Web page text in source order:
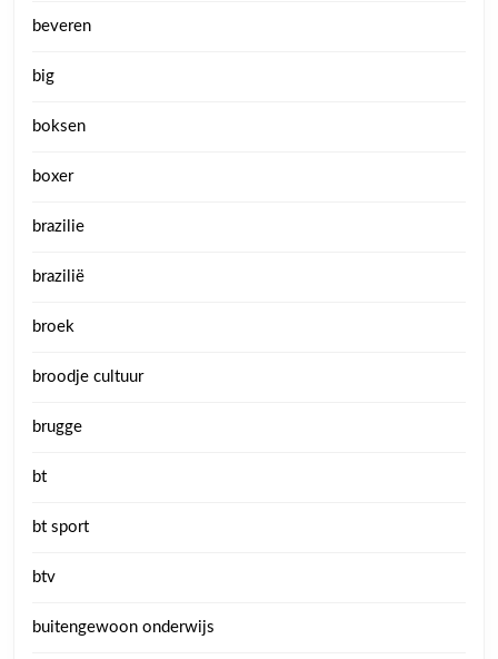
beveren
big
boksen
boxer
brazilie
brazilië
broek
broodje cultuur
brugge
bt
bt sport
btv
buitengewoon onderwijs